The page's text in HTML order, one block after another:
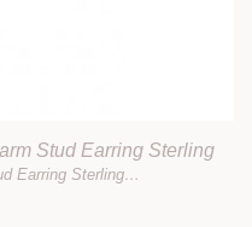
Stud Earring Sterling
Earring Sterling…